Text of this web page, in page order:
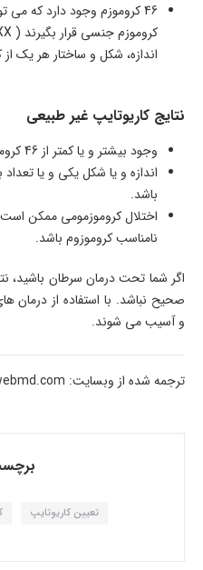
کروموزم جنسی قرار بگیرند ( XX برای مونث و XY برای مذکر)
اندازه، شکل و ساختار هر یک
نتایج کاریوتایپ غیر طبیعی
وجود بیشتر و یا کمتر از 46 کروموزوم.
اندازه و یا شکل یکی و یا
باشد.
اختلال کروموزمومی ممکن
نامناسب کروموزوم باشد.
اگر شما تحت درمان سرطان باشید،
صحیح نباشد. با استفاده از درمان
و آسیب می شوند.
ترجمه شده از وبسایت: www.webmd.com
تعیین کاریوتایپ